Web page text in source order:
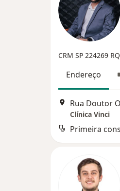
CRM SP 224269
Endereço
Clínica Vinci
Primeira